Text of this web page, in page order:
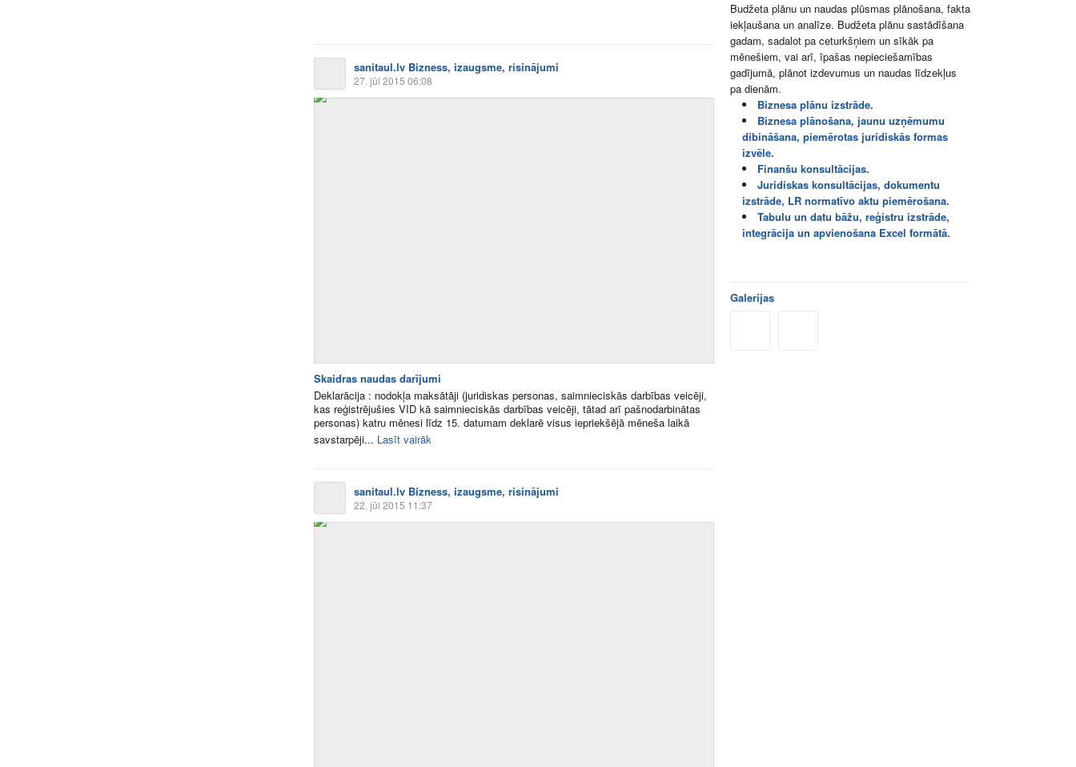
sanitaul.lv Bizness, izaugsme, risinājumi
27. jūl 2015 06:08
Skaidras naudas darījumi
Deklarācija : nodokļa maksātāji (juridiskas personas, saimnieciskās darbības veicēji,
kas reģistrējušies VID kā saimnieciskās darbības veicēji, tātad arī pašnodarbinātas
personas) katru mēnesi līdz 15. datumam deklarē visus iepriekšējā mēneša laikā
savstarpēji... Lasīt vairāk
sanitaul.lv Bizness, izaugsme, risinājumi
22. jūl 2015 11:37
Budžeta plānu un naudas plūsmas plānošana, fakta
iekļaušana un analīze. Budžeta plānu sastādīšana
gadam, sadalot pa ceturkšņiem un sīkāk pa
mēnešiem, vai arī, īpašas nepieciešamības
gadījumā, plānot izdevumus un naudas līdzekļus
pa dienām.
Biznesa plānu izstrāde.
Biznesa plānošana, jaunu uzņēmumu
dibināšana, piemērotas juridiskās formas
izvēle.
Finanšu konsultācijas.
Juridiskas konsultācijas, dokumentu
izstrāde, LR normatīvo aktu piemērošana.
Tabulu un datu bāžu, reģistru izstrāde,
integrācija un apvienošana Excel formātā.
Galerijas